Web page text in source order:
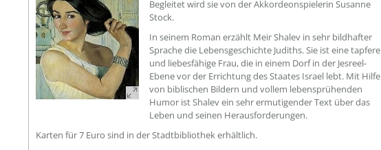
Begleitet wird sie von der Akkordeonspielerin Susanne
Stock.
In seinem Roman erzählt Meir Shalev in sehr bildhafter
Sprache die Lebensgeschichte Judiths. Sie ist eine tapfere
und liebesfähige Frau, die in einem Dorf in der Jesreel-
Ebene vor der Errichtung des Staates Israel lebt. Mit Hilfe
von biblischen Bildern und vollem lebensprühenden
Humor ist Shalev ein sehr ermutigender Text über das
Leben und seinen Herausforderungen.
Karten für 7 Euro sind in der Stadtbibliothek erhältlich.